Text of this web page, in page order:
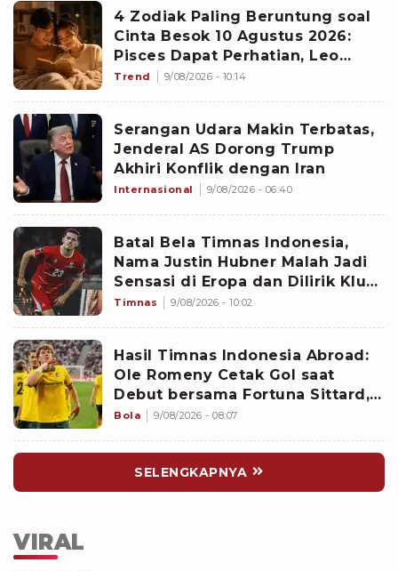
4 Zodiak Paling Beruntung soal
Cinta Besok 10 Agustus 2026:
Pisces Dapat Perhatian, Leo
Makin Dekat dengan Si Dia
Trend 9/08/2026 - 10:14
Serangan Udara Makin Terbatas,
Jenderal AS Dorong Trump
Akhiri Konflik dengan Iran
Internasional 9/08/2026 - 06:40
Batal Bela Timnas Indonesia,
Nama Justin Hubner Malah Jadi
Sensasi di Eropa dan Dilirik Klub
Kasta Teratas
Timnas 9/08/2026 - 10:02
Hasil Timnas Indonesia Abroad:
Ole Romeny Cetak Gol saat
Debut bersama Fortuna Sittard,
Justin Hubner Main Penuh
Bola 9/08/2026 - 08:07
SELENGKAPNYA
VIRAL